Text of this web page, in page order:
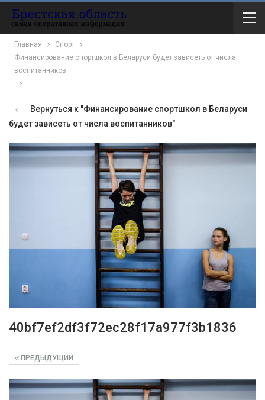
Главная
Спорт
Финансирование спортшкол в Беларуси будет зависеть от числа
воспитанников
Вернуться к "Финансирование спортшкол в Беларуси
будет зависеть от числа воспитанников"
40bf7ef2df3f72ec28f17a977f3b1836
ПРЕДЫДУЩИЙ